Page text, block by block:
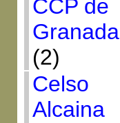
CCP de
Granada
(2)
Celso
Alcaina